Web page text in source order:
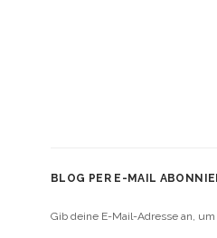
BLOG PER E-MAIL
Gib deine E-Mail-Adresse an,